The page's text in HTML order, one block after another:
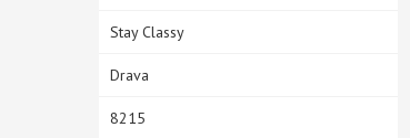
Stay Classy
Drava
8215